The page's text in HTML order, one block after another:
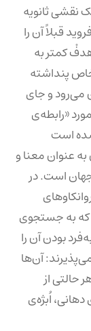
نقشی ثانویه
قبلاً آن را
کمتر به
پنداشته
و جای
«رابطه‌ی
شده است
عنوان معنا و
است. در
که به جستجوی
بودن آن را
آن‌ها
حالتی از
دهانی، اُبژه‌ی